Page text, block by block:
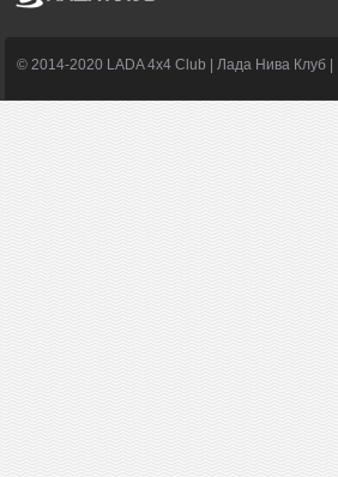
© 2014-2020 LADA 4x4 Club | Лада Нива Клуб |